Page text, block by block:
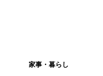
家事・暮らし